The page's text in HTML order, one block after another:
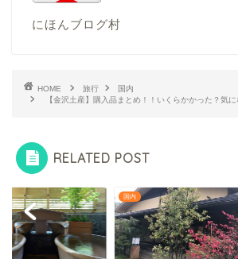
にほんブログ村
HOME 旅行
国内
【金沢土産】購入品まとめ！！いくらかかった？気
RELATED POST
国内